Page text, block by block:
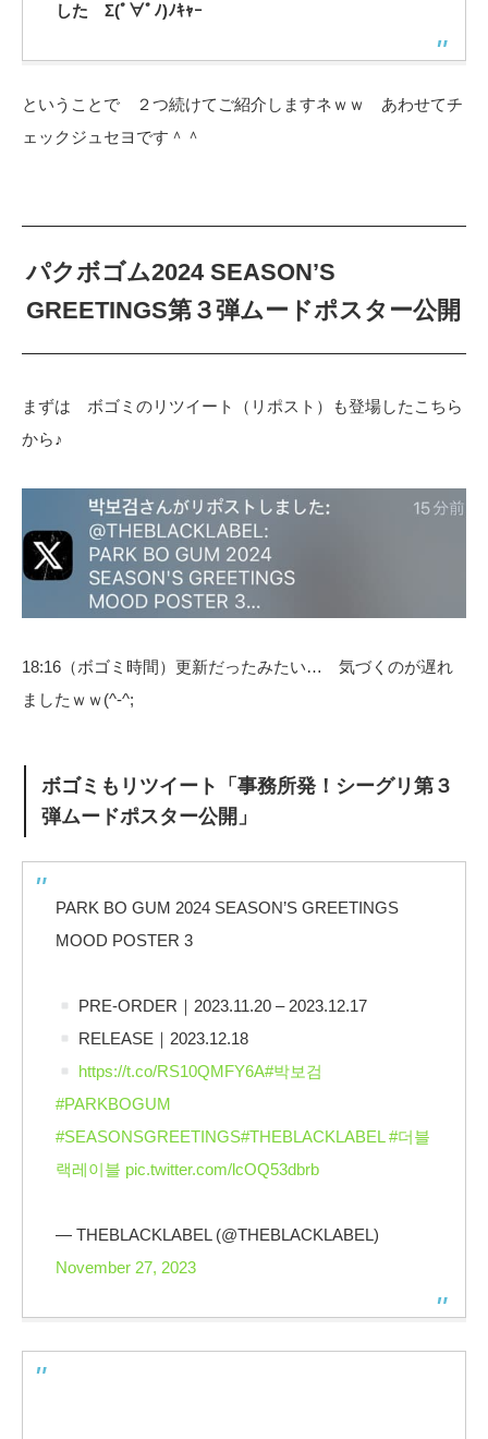
した Σ(ﾟ∀ﾟﾉ)ﾉｷｬｰ
ということで ２つ続けてご紹介しますネｗｗ あわせてチ
ェックジュセヨです＾＾
パクボゴム2024 SEASON’S
GREETINGS第３弾ムードポスター公開
まずは ボゴミのリツイート（リポスト）も登場したこちら
から♪
18:16（ボゴミ時間）更新だったみたい… 気づくのが遅れ
ましたｗｗ(^-^;
ボゴミもリツイート「事務所発！シーグリ第３
弾ムードポスター公開」
PARK BO GUM 2024 SEASON’S GREETINGS
MOOD POSTER 3
PRE-ORDER｜2023.11.20 – 2023.12.17
RELEASE｜2023.12.18
https://t.co/RS10QMFY6A#박보검
#PARKBOGUM
#SEASONSGREETINGS#THEBLACKLABEL #더블
랙레이블 pic.twitter.com/lcOQ53dbrb
— THEBLACKLABEL (@THEBLACKLABEL)
November 27, 2023